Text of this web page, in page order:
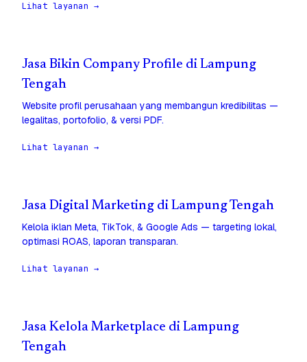
Lihat layanan →
Jasa Bikin Company Profile di Lampung
Tengah
Website profil perusahaan yang membangun kredibilitas —
legalitas, portofolio, & versi PDF.
Lihat layanan →
Jasa Digital Marketing di Lampung Tengah
Kelola iklan Meta, TikTok, & Google Ads — targeting lokal,
optimasi ROAS, laporan transparan.
Lihat layanan →
Jasa Kelola Marketplace di Lampung
Tengah